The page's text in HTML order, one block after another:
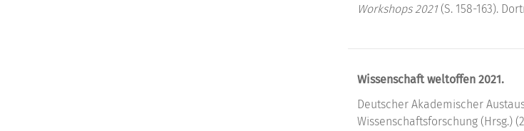
Workshops 2021(S. 158-163).
Wissenschaft weltoffen 2021.
Deutscher Akademischer
Wissenschaftsforschung (Hrsg.)